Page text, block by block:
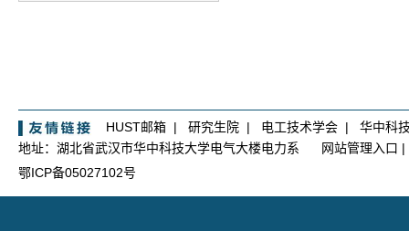
HUST邮箱 | 研究生院 | 电工技术学会 | 华中科
地址：湖北省武汉市华中科技大学电气大楼电力系
网站管理入口 |
鄂ICP备05027102号